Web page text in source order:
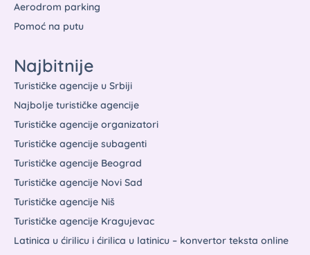
Aerodrom parking
Pomoć na putu
Najbitnije
Turističke agencije u Srbiji
Najbolje turističke agencije
Turističke agencije organizatori
Turističke agencije subagenti
Turističke agencije Beograd
Turističke agencije Novi Sad
Turističke agencije Niš
Turističke agencije Kragujevac
Latinica u ćirilicu i ćirilica u latinicu – konvertor teksta online